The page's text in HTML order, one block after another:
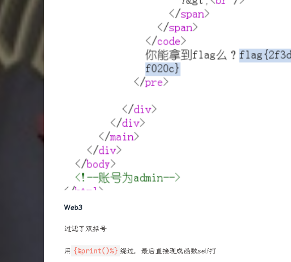
Web3
过滤了双括号
用 {%print()%} 绕过，最后直接现成函数self打